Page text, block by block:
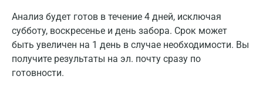
Анализ будет готов в течение 4 дней, исключая
субботу, воскресенье и день забора. Срок может
быть увеличен на 1 день в случае необходимости. Вы
получите результаты на эл. почту сразу по
готовности.